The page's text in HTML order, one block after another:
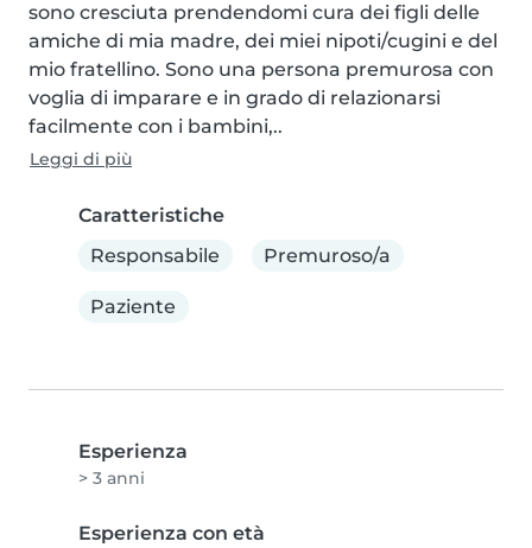
sono cresciuta prendendomi cura dei figli delle
amiche di mia madre, dei miei nipoti/cugini e del
mio fratellino. Sono una persona premurosa con
voglia di imparare e in grado di relazionarsi
facilmente con i bambini,..
Leggi di più
Caratteristiche
Responsabile
Premuroso/a
Paziente
Esperienza
> 3 anni
Esperienza con età